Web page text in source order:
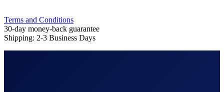
Terms and Conditions
30-day money-back guarantee
Shipping: 2-3 Business Days